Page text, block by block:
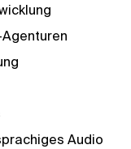
Audio